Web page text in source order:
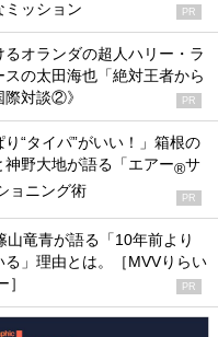
ミッション
PR
オランダの超人ハリー・ラ
の太田海也「絶対王者から
際対談②》
PR
り“タイパ”がいい！」箱根の
野大地が語る「エアー®サ
ョニング術 PR
竜青が語る「10年前より
」理由とは。［MVVりらい
PR